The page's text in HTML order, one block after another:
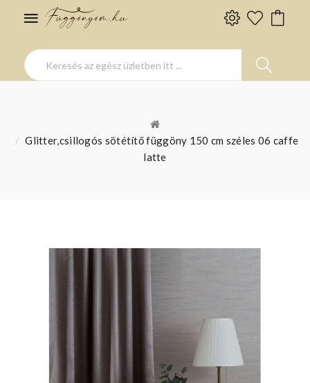
Glitter,csillogós sötétítő függöny 150 cm széles 06 caffe
latte